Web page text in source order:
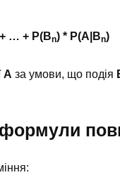
… + P(Bn) * P(A|Bn)
A за умови, що подія